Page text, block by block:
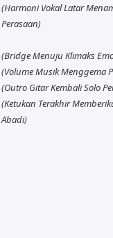
(Harmoni Vokal Latar
Perasaan)
(Bridge Menuju Klimaks
(Volume Musik Menggema
(Outro Gitar Kembali Solo
(Ketukan Terakhir
Abadi)